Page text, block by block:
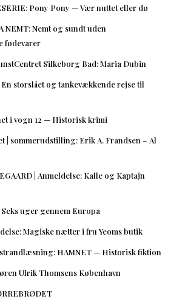
Pony Pony — Vær nuttet eller dø
NEMT: Nemt og sundt uden
fødevarer
Silkeborg Bad: Maria Dubin
En storslået og tankevækkende rejse til
i vogn 12 — Historisk krimi
| sommerudstilling: Erik A. Frandsen – Al
| Anmeldelse: Kalle og Kaptajn
Seks uger gennem Europa
Magiske nætter i fru Yeoms butik
HAMNET — Historisk fiktion
Ulrik Thomsens København